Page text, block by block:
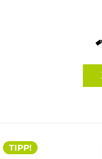
TIPP!